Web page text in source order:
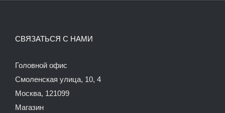
СВЯЗАТЬСЯ С НАМИ
Головной офис
Смоленская улица, 10, 4
Москва, 121099
Магазин